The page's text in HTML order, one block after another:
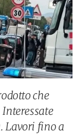
che
Lavori fino a